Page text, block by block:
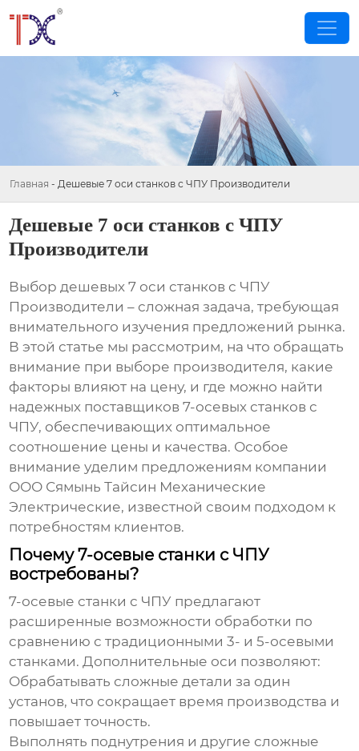
Главная - Дешевые 7 оси станков с ЧПУ Производители
Дешевые 7 оси станков с ЧПУ
Производители
Выбордешевых 7 оси станков с ЧПУ
Производители – сложная задача, требующая
внимательного изучения предложений рынка.
В этой статье мы рассмотрим, на что обращать
внимание при выборе производителя, какие
факторы влияют на цену, и где можно найти
надежных поставщиков 7-осевых станков с
ЧПУ, обеспечивающих оптимальное
соотношение цены и качества. Особое
внимание уделим предложениям компании
ООО Сямынь Тайсин Механические
Электрические, известной своим подходом к
потребностям клиентов.
Почему 7-осевые станки с ЧПУ
востребованы?
7-осевые станки с ЧПУ предлагают
расширенные возможности обработки по
сравнению с традиционными 3- и 5-осевыми
станками. Дополнительные оси позволяют:
Обрабатывать сложные детали за один
установ, что сокращает время производства и
повышает точность.
Выполнять поднутрения и другие сложные